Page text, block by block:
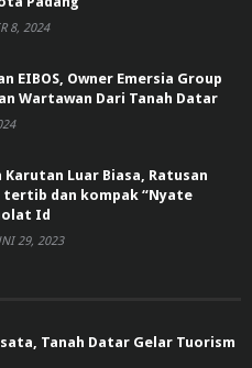
8, 2024
EIBOS, Owner Emersia Group
Wartawan Dari Tanah Datar
Karutan Luar Biasa, Ratusan
tertib dan kompak “Nyate
Id
29, 2023
Tanah Datar Gelar Tuorism